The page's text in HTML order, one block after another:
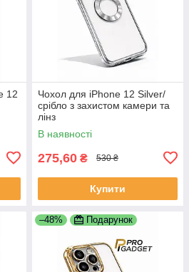
12
Чохол для iPhone 12 Silver/
срібло з захистом камери та
лінз
В наявності
275,60 ₴ 530 ₴
Купити
–48% Подарунок